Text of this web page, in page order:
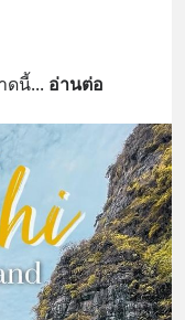
ดนี้... อ่านต่อ